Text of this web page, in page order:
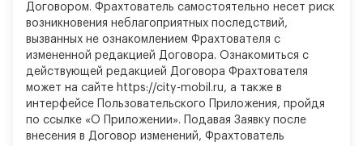
Договором. Фрахтователь самостоятельно несет риск
возникновения неблагоприятных последствий,
вызванных не ознакомлением Фрахтователя с
измененной редакцией Договора. Ознакомиться с
действующей редакцией Договора Фрахтователя
может на сайте https://city-mobil.ru, а также в
интерфейсе Пользовательского Приложения, пройдя
по ссылке «О Приложении». Подавая Заявку после
внесения в Договор изменений, Фрахтователь